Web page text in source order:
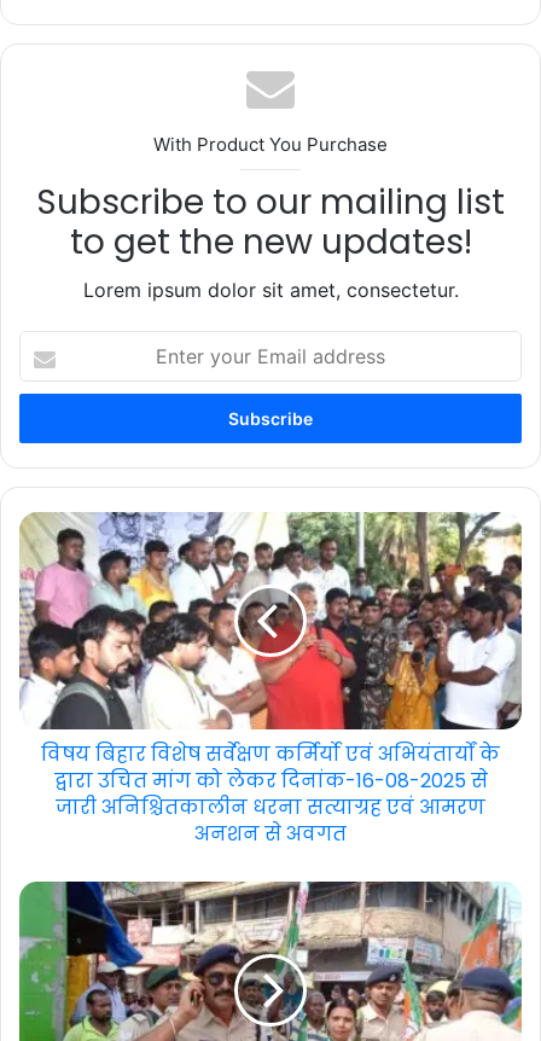
With Product You Purchase
Subscribe to our mailing list
to get the new updates!
Lorem ipsum dolor sit amet, consectetur.
your
Email
विषय बिहार विशेष सर्वेक्षण कर्मिर्यो एवं अभियंतार्यों के
द्वारा उचित मांग को लेकर दिनांक-16-08-2025 से
जारी अनिश्चितकालीन धरना सत्याग्रह एवं आमरण
अनशन से अवगत